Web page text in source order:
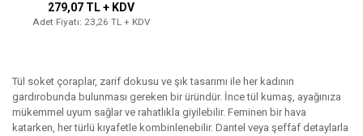
279,07 TL + KDV
Adet Fiyatı: 23,26 TL + KDV
Tül soket çoraplar, zarif dokusu ve şık tasarımı ile her kadının
gardırobunda bulunması gereken bir üründür. İnce tül kumaş, ayağınıza
mükemmel uyum sağlar ve rahatlıkla giyilebilir. Feminen bir hava
katarken, her türlü kıyafetle kombinlenebilir. Dantel veya şeffaf detaylarla